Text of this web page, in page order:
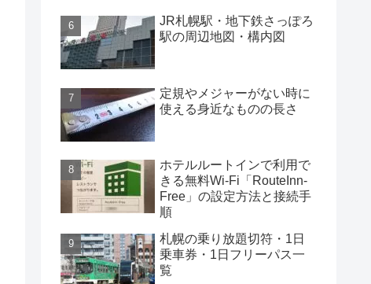
JR札幌駅・地下鉄さっぽろ
駅の周辺地図・構内図
定規やメジャーがない時に
使える身近なものの長さ
ホテルルートインで利用で
きる無料Wi-Fi「RouteInn-
Free」の設定方法と接続手
順
札幌の乗り放題切符・1日
乗車券・1日フリーパス一
覧